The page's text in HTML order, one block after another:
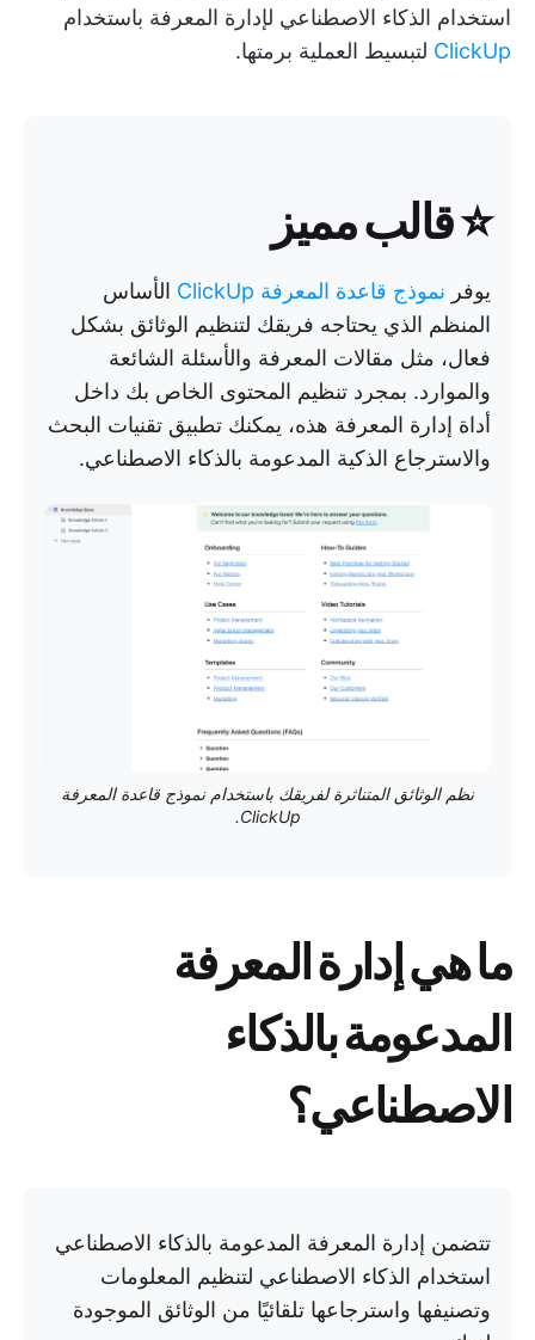
استخدام الذكاء الاصطناعي لإدارة المعرفة باستخدام
ClickUp لتبسيط العملية برمتها.
⭐ قالب مميز
يوفر نموذج قاعدة المعرفة ClickUp
الأساس
المنظم الذي يحتاجه فريقك لتنظيم الوثائق بشكل
فعال، مثل مقالات المعرفة والأسئلة الشائعة
والموارد. بمجرد تنظيم المحتوى الخاص بك داخل
أداة إدارة المعرفة هذه، يمكنك تطبيق تقنيات البحث
والاسترجاع الذكية المدعومة بالذكاء الاصطناعي.
نظم الوثائق المتناثرة لفريقك باستخدام نموذج قاعدة المعرفة
ClickUp.
ما هي إدارة المعرفة
المدعومة بالذكاء
الاصطناعي؟
تتضمن إدارة المعرفة المدعومة بالذكاء الاصطناعي
استخدام الذكاء الاصطناعي لتنظيم المعلومات
وتصنيفها واسترجاعها تلقائيًا من الوثائق الموجودة